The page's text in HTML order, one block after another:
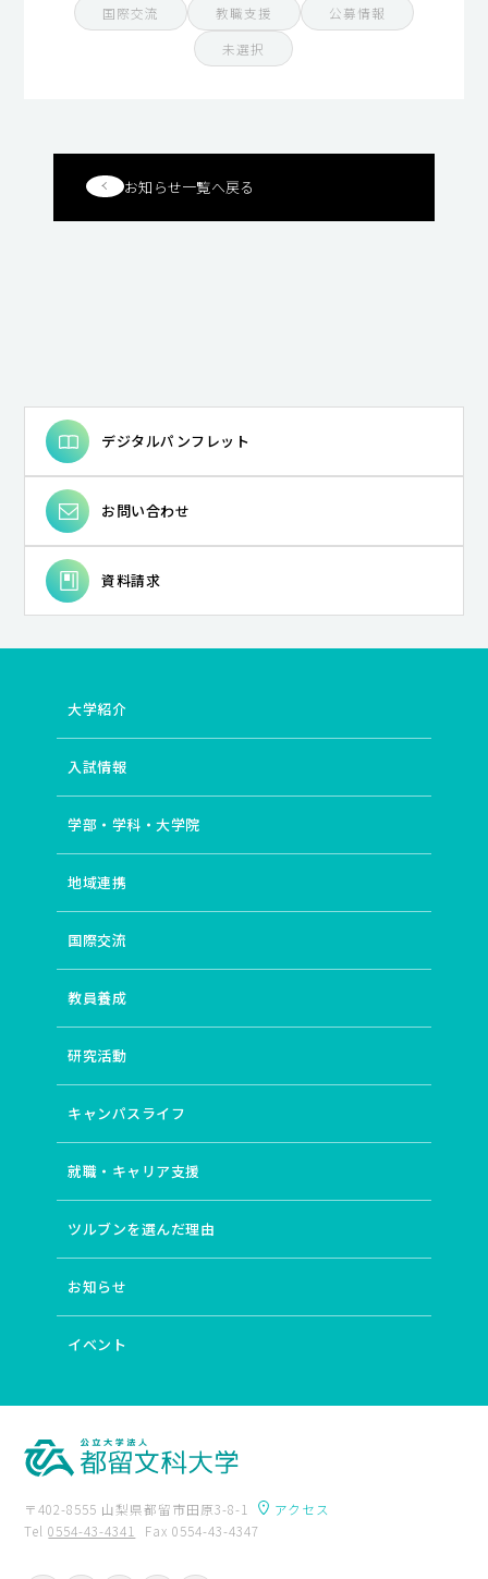
国際交流
教職支援
公募情報
未選択
お知らせ一覧へ戻る
デジタルパンフレット
お問い合わせ
資料請求
大学紹介
入試情報
学部・学科・大学院
地域連携
国際交流
教員養成
研究活動
キャンパスライフ
就職・キャリア支援
ツルブンを選んだ理由
お知らせ
イベント
〒402-8555 山梨県都留市田原3-8-1
アクセス
Tel0554-43-4341 Fax 0554-43-4347